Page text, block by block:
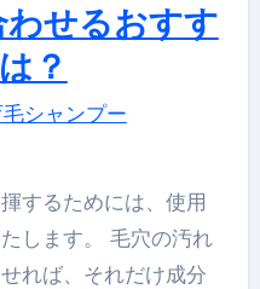
わせるおすす
？
シャンプー
します。 毛穴の汚れ
れば、それだけ成分